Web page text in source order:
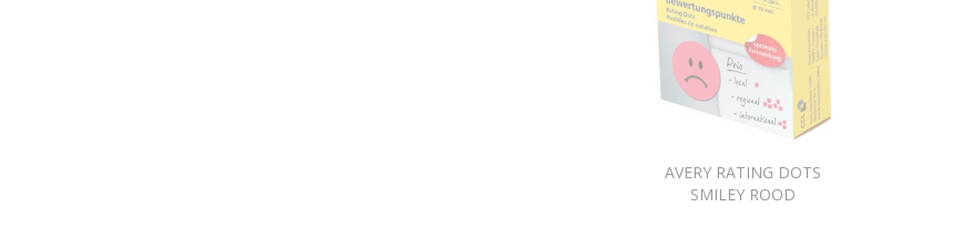
AVERY RATING DOTS
SMILEY ROOD